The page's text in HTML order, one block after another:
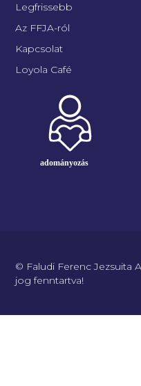
Legfrissebb
Az FFJA-ról
Kapcsolat
Loyola Café
© Faludi Ferenc Jezsuita
jog fenntartva!